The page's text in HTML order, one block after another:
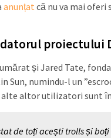
anunțat că nu va mai
proiectului
și Jared Tate,
Sun, numindu-l un
alte altor utilizatori sunt
de toți acești trolls și